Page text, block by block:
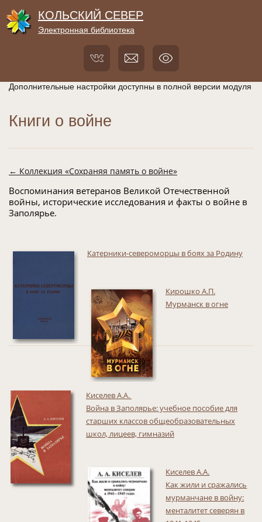
КОЛЬСКИЙ СЕВЕР
Электронная библиотека
Дополнительные настройки доступны в полной версии модуля
Книги о войне
← Коллекция «Сохраняя память о войне»
Воспоминания ветеранов Великой Отечественной
войны, исторические исследования и факты о войне в
Заполярье.
Катерники-североморцы в боях за Родину
Кирошко А.П.
Мурманск в огне
Киселев А.А.
Война в Заполярье: учебное пособие для
старших классов общеобразовательных
школ, лицеев, гимназий
Киселев А.А.
Как жили и сражались
мурманчане в войну:
менталитет северян в